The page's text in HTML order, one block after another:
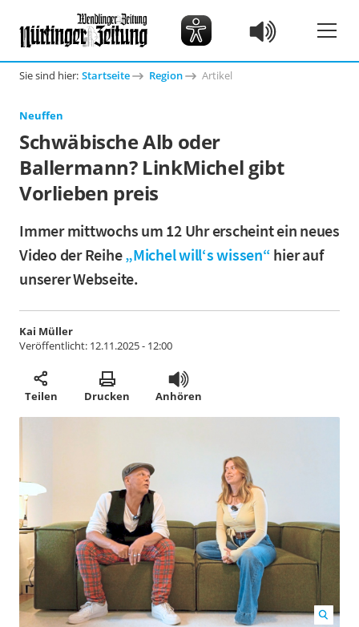
Sie sind hier: Startseite Region Artikel
Neuffen
Schwäbische Alb oder
Ballermann? LinkMichel gibt
Vorlieben preis
Immer mittwochs um 12 Uhr erscheint ein neues
Video der Reihe„Michel will‘s wissen“ hier auf
unserer Webseite.
Kai Müller
Veröffentlicht: 12.11.2025 - 12:00
Teilen Drucken Anhören